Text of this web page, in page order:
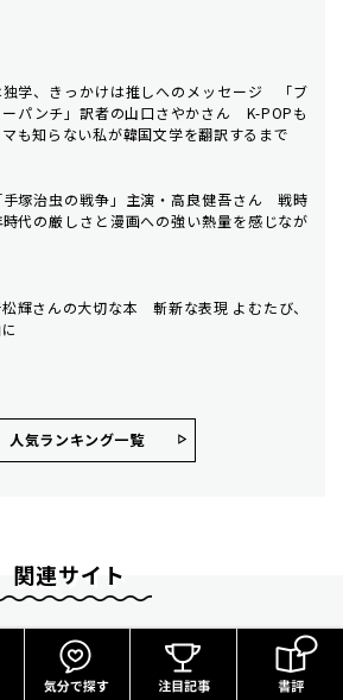
独学、きっかけは推しへのメッセージ 「ブ
ーパンチ」訳者の山口さやかさん K-POPも
も知らない私が韓国文学を翻訳するまで
手塚治虫の戦争」主演・高良健吾さん 戦時
代の厳しさと漫画への強い熱量を感じなが
輝さんの大切な本 斬新な表現 よむたび、
人気ランキング⼀覧
関連サイト
聞社のニュースサイト
（デジタル版）